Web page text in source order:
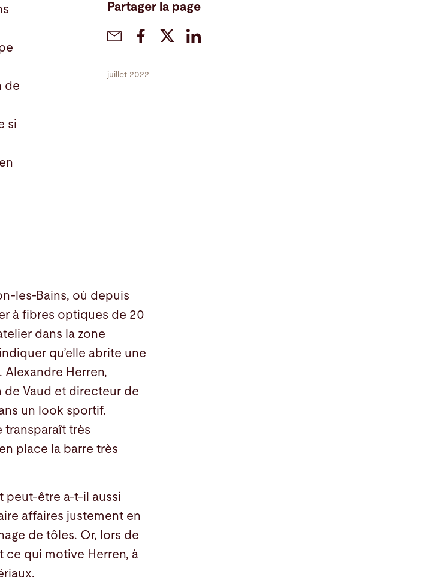
de
si
Partager la page
juillet 2022
les-Bains, où depuis
à fibres optiques de 20
dans la zone
qu’elle abrite une
Herren,
Vaud et directeur de
un look sportif.
transparaît très
place la barre très
peut-être a-t-il aussi
affaires justement en
de tôles. Or, lors de
ce qui motive Herren, à